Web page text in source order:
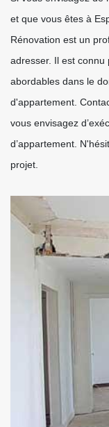
et que vous êtes à
Rénovation est un
adresser. Il est
abordables dans le
d'appartement.
vous envisagez
d’appartement.
projet.